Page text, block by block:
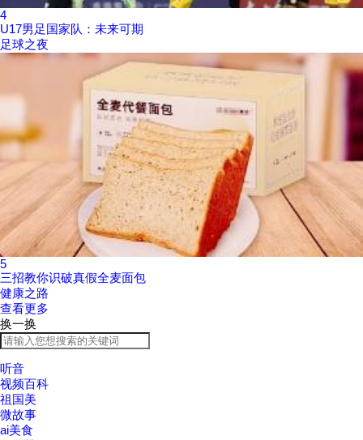
4
U17男足国家队：未来可期
足球之夜
5
三招教你识破真假全麦面包
健康之路
查看更多
换一换
听音
视频百科
祖国美
微故事
ai美食